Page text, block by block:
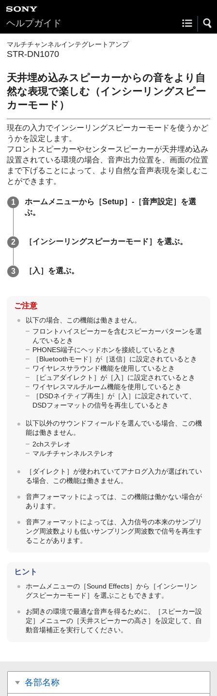
ヘルプガイド
マルチチャンネルインテグレートアンプ
STR-DN1070
天井埋め込みスピーカーからの音をより自
然な表現で楽しむ（インシーリングスピー
カーモード）
現在の入力でインシーリングスピーカーモードを使うかど
うかを設定します。
フロントスピーカーやセンタースピーカーが天井埋め込み
設置されている環境の場合、音声出力位置を、画面の位置
まで下げることによって、より自然な音声表現を楽しむこ
とができます。
ホームメニューから［Setup］-［音声設定］を選
ぶ。
［インシーリングスピーカーモード］を選ぶ。
［ 入 ］を選ぶ。
ご注意
以下の場合、この機能は働きません。
フロントハイスピーカーを含むスピーカーパターンを選
んでいるとき
PHONES端子にヘッドホンを接続しているとき
［Bluetoothモード ］が［送信］に設定されているとき
ワイヤレスサラウンド機能を使用しているとき
［ ピュアダイレクト ］が［ 入 ］に設定されているとき
ワイヤレスマルチルーム機能を使用しているとき
［DSDネイティブ再生］が［ 入 ］に設定されていて、
DSDフォーマットの信号を再生しているとき
以下以外のサウンドフィールドを選んでいる場合、この機
能は働きません。
2chステレオ
マルチチャンネルステレオ
［ ダイレクト ］が使われていてアナログ入力が選ばれてい
る場合、この機能は働きません。
音声フォーマットによっては、この機能は働かない場合が
あります。
音声フォーマットによっては、入力信号の本来のサンプリ
ング周波数よりも低いサンプリング周波数で信号を再生す
ることがあります。
ヒント
ホームメニューの［Sound Effects］から［インシーリン
グスピーカーモード ］を選ぶこともできます。
お聞きの環境で最適な音声を得るために、［スピーカー設
定］メニューの［天井スピーカーの高さ ］を設定して、自
動音場補正を実行してください。
各部名称